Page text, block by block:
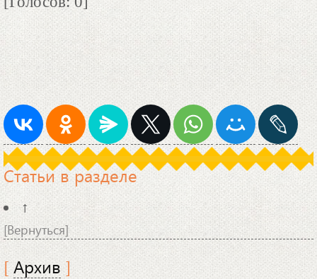
Статьи в разделе
↑
[Вернуться]
[ Архив]